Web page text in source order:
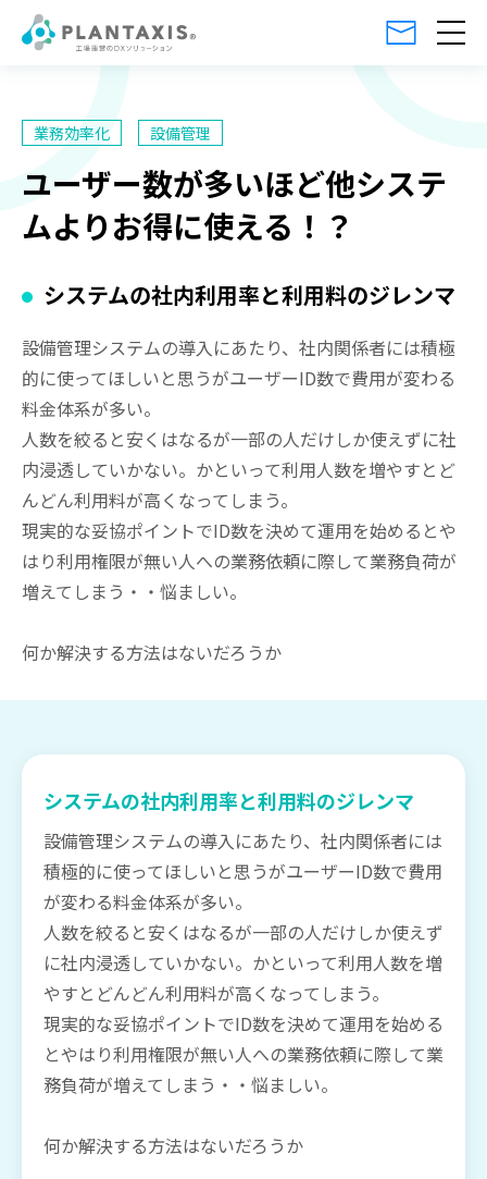
業務効率化 設備管理
ユーザー数が多いほど他システ
ムよりお得に使える！？
システムの社内利用率と利用料のジレンマ
設備管理システムの導入にあたり、社内関係者には積極
的に使ってほしいと思うがユーザーID数で費用が変わる
料金体系が多い。
人数を絞ると安くはなるが一部の人だけしか使えずに社
内浸透していかない。かといって利用人数を増やすとど
んどん利用料が高くなってしまう。
現実的な妥協ポイントでID数を決めて運用を始めるとや
はり利用権限が無い人への業務依頼に際して業務負荷が
増えてしまう・・悩ましい。
何か解決する方法はないだろうか
システムの社内利用率と利用料のジレンマ
設備管理システムの導入にあたり、社内関係者には
積極的に使ってほしいと思うがユーザーID数で費用
が変わる料金体系が多い。
人数を絞ると安くはなるが一部の人だけしか使えず
に社内浸透していかない。かといって利用人数を増
やすとどんどん利用料が高くなってしまう。
現実的な妥協ポイントでID数を決めて運用を始める
とやはり利用権限が無い人への業務依頼に際して業
務負荷が増えてしまう・・悩ましい。
何か解決する方法はないだろうか